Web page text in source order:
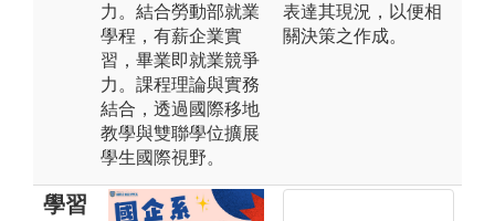
力。結合勞動部就業
學程，有薪企業實
習，畢業即就業競爭
力。課程理論與實務
結合，透過國際移地
教學與雙聯學位擴展
學生國際視野。
表達其現況，以便相
關決策之作成。
學習